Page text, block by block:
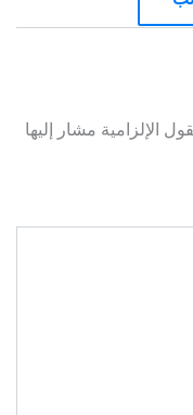
الإلزامية مشار إليها